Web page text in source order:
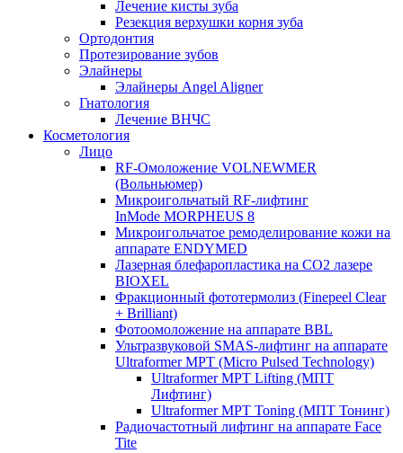
Лечение кисты зуба
Резекция верхушки корня зуба
Ортодонтия
Протезирование зубов
Элайнеры
Элайнеры Angel Aligner
Гнатология
Лечение ВНЧС
Косметология
Лицо
RF-Омоложение VOLNEWMER
(Вольньюмер)
Микроигольчатый RF-лифтинг
InMode MORPHEUS 8
Микроигольчатое ремоделирование кожи на
аппарате ENDYMED
Лазерная блефаропластика на CO2 лазере
BIOXEL
Фракционный фототермолиз (Finepeel Clear
+ Brilliant)
Фотоомоложение на аппарате BBL
Ультразвуковой SMAS-лифтинг на аппарате
Ultraformer MPT (Micro Pulsed Technology)
Ultraformer MPT Lifting (МПТ
Лифтинг)
Ultraformer MPT Toning (МПТ Тонинг)
Радиочастотный лифтинг на аппарате Face
Tite